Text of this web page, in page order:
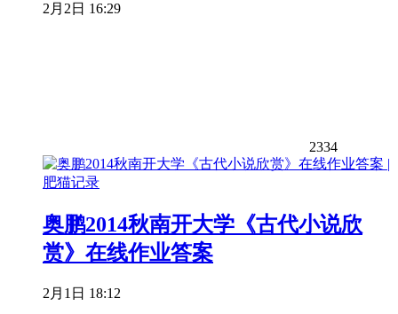
2月2日 16:29
2334
奥鹏2014秋南开大学《古代小说欣
赏》在线作业答案
2月1日 18:12